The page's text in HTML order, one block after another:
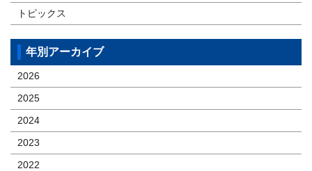
トピックス
年別アーカイブ
2026
2025
2024
2023
2022